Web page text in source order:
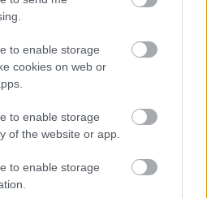
to enable storage
cookies on web or
to enable storage
of the website or app.
to enable storage
az eredeti
kalkulálva és az USA-ban
szorzó alkalmazásával.
nevezetű ajánlása
használt OÉTI
beárazott összeg,
DE az új,
az egyéb kiadásokat
kirekesztettek